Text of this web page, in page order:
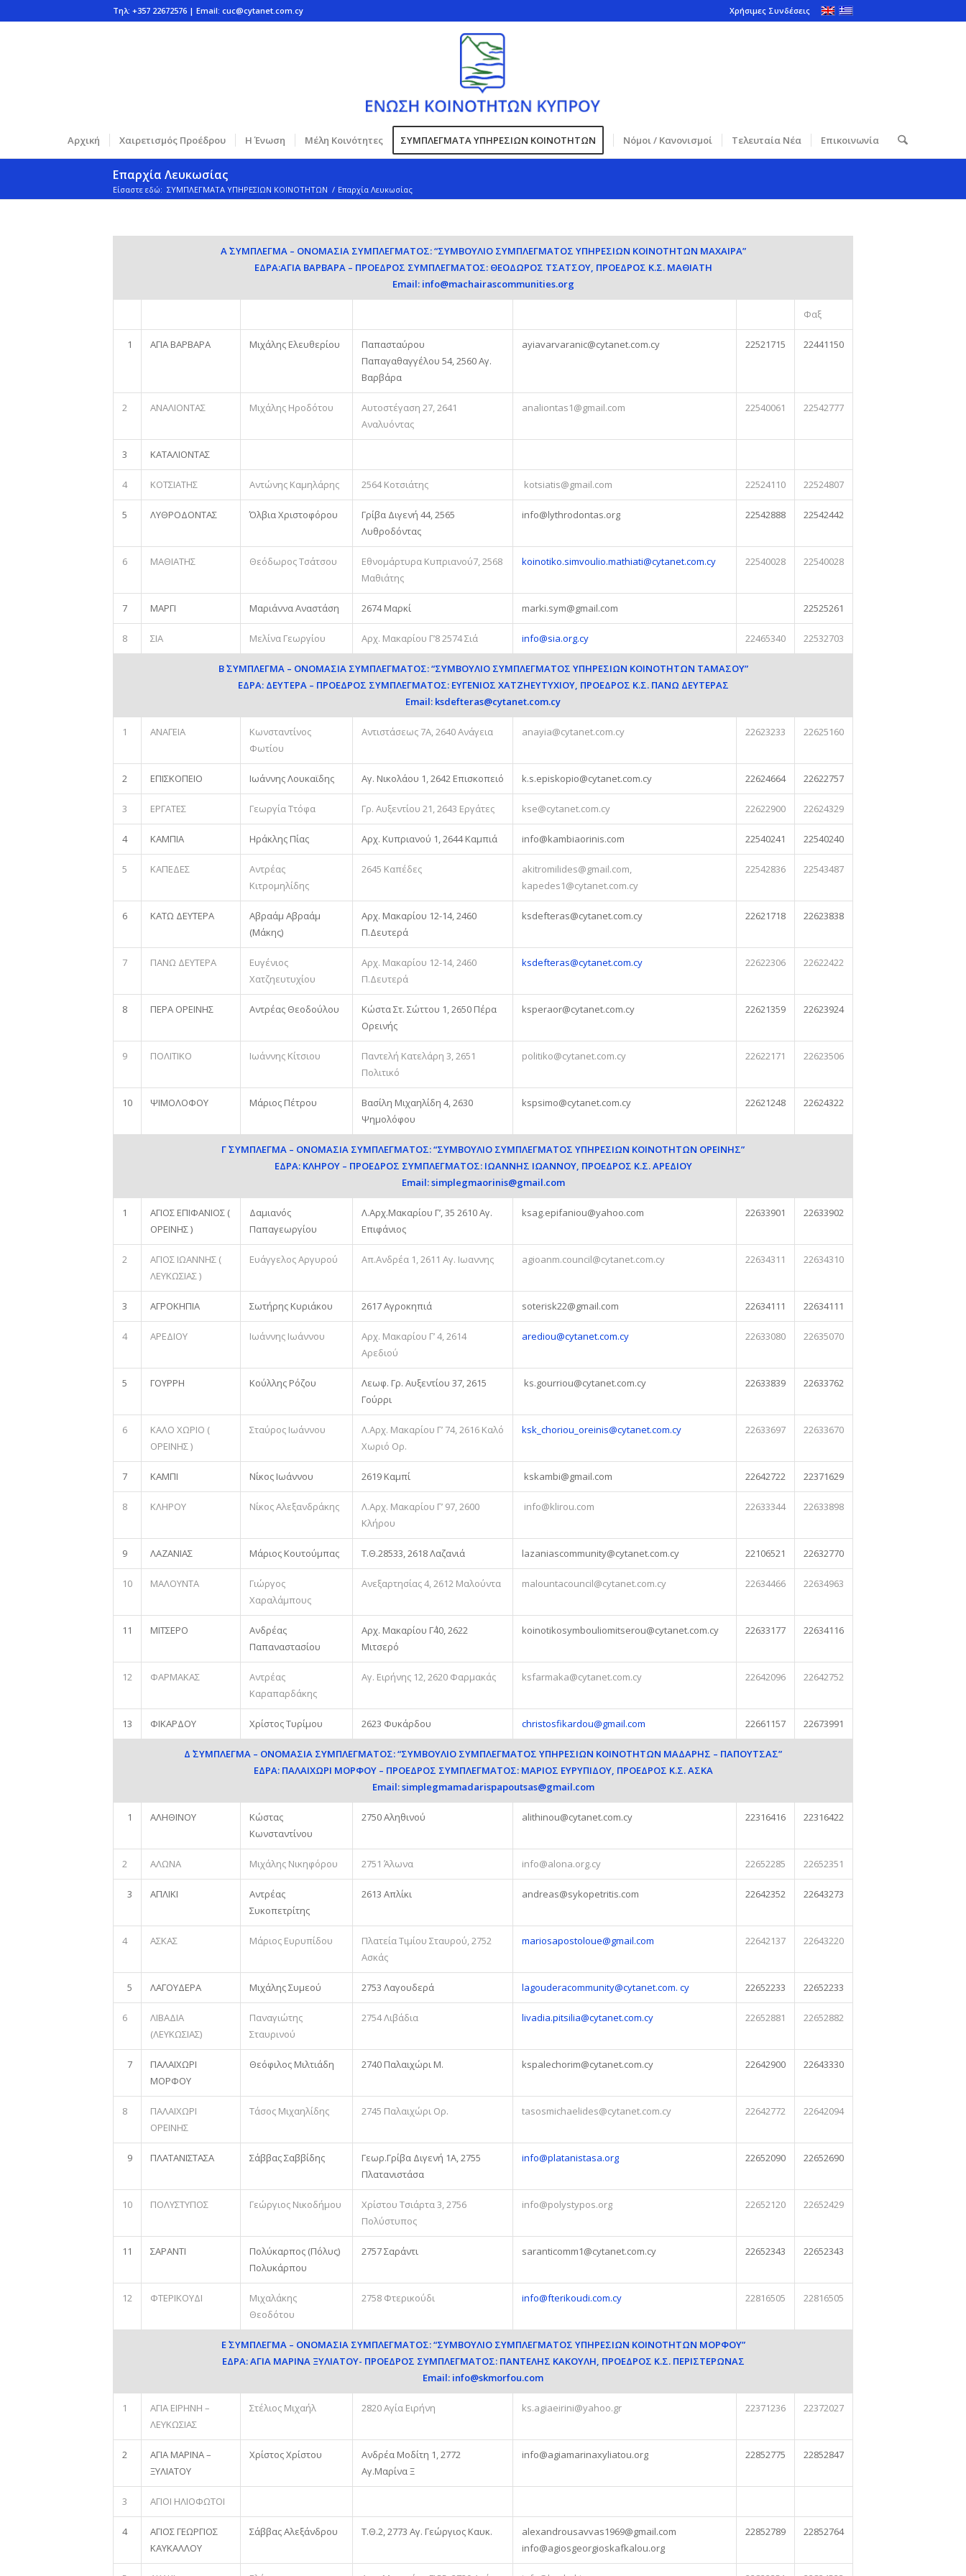
Χρήσιμες Συνδέσεις
Τηλ: +357 22672576 | Email: cuc@cytanet.com.cy
Αρχική Χαιρετισμός Προέδρου Η Ένωση Μέλη Κοινότητες ΣΥΜΠΛΕΓΜΑΤΑ ΥΠΗΡΕΣΙΩΝ ΚΟΙΝΟΤΗΤΩΝ Νόμοι / Κανονισμοί Τελευταία Νέα Επικοινωνία
Επαρχία Λευκωσίας
Είσαστε εδώ: ΣΥΜΠΛΕΓΜΑΤΑ ΥΠΗΡΕΣΙΩΝ ΚΟΙΝΟΤΗΤΩΝ / Επαρχία Λευκωσίας
Α΄ ΣΥΜΠΛΕΓΜΑ – ΟΝΟΜΑΣΙΑ ΣΥΜΠΛΕΓΜΑΤΟΣ: “ΣΥΜΒΟΥΛΙΟ ΣΥΜΠΛΕΓΜΑΤΟΣ ΥΠΗΡΕΣΙΩΝ ΚΟΙΝΟΤΗΤΩΝ ΜΑΧΑΙΡΑ”
ΕΔΡΑ:ΑΓΙΑ ΒΑΡΒΑΡΑ – ΠΡΟΕΔΡΟΣ ΣΥΜΠΛΕΓΜΑΤΟΣ: ΘΕΟΔΩΡΟΣ ΤΣΑΤΣΟΥ, ΠΡΟΕΔΡΟΣ Κ.Σ. ΜΑΘΙΑΤΗ
Email: info@machairascommunities.org
Φαξ
1 ΑΓΙΑ ΒΑΡΒΑΡΑ Μιχάλης Ελευθερίου
Παπασταύρου
Παπαγαθαγγέλου 54, 2560 Αγ.
Βαρβάρα
ayiavarvaranic@cytanet.com.cy 22521715 22441150
2 ΑΝΑΛΙΟΝΤΑΣ Μιχάλης Ηροδότου
Αυτοστέγαση 27, 2641
Αναλυόντας
analiontas1@gmail.com 22540061 22542777
3 ΚΑΤΑΛΙΟΝΤΑΣ
4 ΚΟΤΣΙΑΤΗΣ Αντώνης Καμηλάρης 2564 Κοτσιάτης kotsiatis@gmail.com 22524110 22524807
5 ΛΥΘΡΟΔΟΝΤΑΣ Όλβια Χριστοφόρου
Γρίβα Διγενή 44, 2565
Λυθροδόντας
info@lythrodontas.org 22542888 22542442
6 ΜΑΘΙΑΤΗΣ Θεόδωρος Τσάτσου
Εθνομάρτυρα Κυπριανού7, 2568
Μαθιάτης
koinotiko.simvoulio.mathiati@cytanet.com.cy 22540028 22540028
7 ΜΑΡΓΙ Μαριάννα Αναστάση 2674 Μαρκί marki.sym@gmail.com 22525261
8 ΣΙΑ Μελίνα Γεωργίου Αρχ. Μακαρίου Γ’8 2574 Σιά info@sia.org.cy 22465340 22532703
Β΄ ΣΥΜΠΛΕΓΜΑ – ΟΝΟΜΑΣΙΑ ΣΥΜΠΛΕΓΜΑΤΟΣ: “ΣΥΜΒΟΥΛΙΟ ΣΥΜΠΛΕΓΜΑΤΟΣ ΥΠΗΡΕΣΙΩΝ ΚΟΙΝΟΤΗΤΩΝ ΤΑΜΑΣΟΥ”
ΕΔΡΑ: ΔΕΥΤΕΡΑ – ΠΡΟΕΔΡΟΣ ΣΥΜΠΛΕΓΜΑΤΟΣ: ΕΥΓΕΝΙΟΣ ΧΑΤΖΗΕΥΤΥΧΙΟΥ, ΠΡΟΕΔΡΟΣ Κ.Σ. ΠΑΝΩ ΔΕΥΤΕΡΑΣ
Email: ksdefteras@cytanet.com.cy
1 ΑΝΑΓΕΙΑ
Κωνσταντίνος
Φωτίου
Αντιστάσεως 7Α, 2640 Ανάγεια anayia@cytanet.com.cy 22623233 22625160
2 ΕΠΙΣΚΟΠΕΙΟ Ιωάννης Λουκαϊδης Αγ. Νικολάου 1, 2642 Επισκοπειό k.s.episkopio@cytanet.com.cy 22624664 22622757
3 ΕΡΓΑΤΕΣ Γεωργία Ττόφα Γρ. Αυξεντίου 21, 2643 Εργάτες kse@cytanet.com.cy 22622900 22624329
4 ΚΑΜΠΙΑ Ηράκλης Πίας Αρχ. Κυπριανού 1, 2644 Καμπιά info@kambiaorinis.com 22540241 22540240
5 ΚΑΠΕΔΕΣ
Αντρέας
Κιτρομηλίδης
2645 Καπέδες akitromilides@gmail.com,
kapedes1@cytanet.com.cy
22542836 22543487
6 ΚΑΤΩ ΔΕΥΤΕΡΑ
Αβραάμ Αβραάμ
(Μάκης)
Αρχ. Μακαρίου 12-14, 2460
Π.Δευτερά
ksdefteras@cytanet.com.cy 22621718 22623838
7 ΠΑΝΩ ΔΕΥΤΕΡΑ
Ευγένιος
Χατζηευτυχίου
Αρχ. Μακαρίου 12-14, 2460
Π.Δευτερά
ksdefteras@cytanet.com.cy 22622306 22622422
8 ΠΕΡΑ ΟΡΕΙΝΗΣ Αντρέας Θεοδούλου
Κώστα Στ. Σώττου 1, 2650 Πέρα
Ορεινής
ksperaor@cytanet.com.cy 22621359 22623924
9 ΠΟΛΙΤΙΚΟ Ιωάννης Κίτσιου
Παντελή Κατελάρη 3, 2651
Πολιτικό
politiko@cytanet.com.cy 22622171 22623506
10 ΨΙΜΟΛΟΦΟΥ Μάριος Πέτρου
Βασίλη Μιχαηλίδη 4, 2630
Ψημολόφου
kspsimo@cytanet.com.cy 22621248 22624322
Γ΄ ΣΥΜΠΛΕΓΜΑ – ΟΝΟΜΑΣΙΑ ΣΥΜΠΛΕΓΜΑΤΟΣ: “ΣΥΜΒΟΥΛΙΟ ΣΥΜΠΛΕΓΜΑΤΟΣ ΥΠΗΡΕΣΙΩΝ ΚΟΙΝΟΤΗΤΩΝ ΟΡΕΙΝΗΣ”
ΕΔΡΑ: ΚΛΗΡΟΥ – ΠΡΟΕΔΡΟΣ ΣΥΜΠΛΕΓΜΑΤΟΣ: ΙΩΑΝΝΗΣ ΙΩΑΝΝΟΥ, ΠΡΟΕΔΡΟΣ Κ.Σ. ΑΡΕΔΙΟΥ
Email:simplegmaorinis@gmail.com
1
ΑΓΙΟΣ ΕΠΙΦΑΝΙΟΣ (
ΟΡΕΙΝΗΣ )
Δαμιανός
Παπαγεωργίου
Λ.Αρχ.Μακαρίου Γ’, 35 2610 Αγ.
Επιφάνιος
ksag.epifaniou@yahoo.com 22633901 22633902
2
ΑΓΙΟΣ ΙΩΑΝΝΗΣ (
ΛΕΥΚΩΣΙΑΣ )
Ευάγγελος Αργυρού Απ.Ανδρέα 1, 2611 Αγ. Ιωαννης agioanm.council@cytanet.com.cy 22634311 22634310
3 ΑΓΡΟΚΗΠΙΑ Σωτήρης Κυριάκου 2617 Αγροκηπιά soterisk22@gmail.com 22634111 22634111
4 ΑΡΕΔΙΟΥ Ιωάννης Ιωάννου
Αρχ. Μακαρίου Γ’ 4, 2614
Αρεδιού
arediou@cytanet.com.cy 22633080 22635070
5 ΓΟΥΡΡΗ Κούλλης Ρόζου
Λεωφ. Γρ. Αυξεντίου 37, 2615
Γούρρι
ks.gourriou@cytanet.com.cy 22633839 22633762
6
ΚΑΛΟ ΧΩΡΙΟ (
ΟΡΕΙΝΗΣ )
Σταύρος Ιωάννου
Λ.Αρχ. Μακαρίου Γ’ 74, 2616 Καλό
Χωριό Ορ.
ksk_choriou_oreinis@cytanet.com.cy 22633697 22633670
7 ΚΑΜΠΙ Νίκος Ιωάννου 2619 Καμπί kskambi@gmail.com 22642722 22371629
8 ΚΛΗΡΟΥ Νίκος Αλεξανδράκης
Λ.Αρχ. Μακαρίου Γ’ 97, 2600
Κλήρου
info@klirou.com 22633344 22633898
9 ΛΑΖΑΝΙΑΣ Μάριος Κουτούμπας Τ.Θ.28533, 2618 Λαζανιά lazaniascommunity@cytanet.com.cy 22106521 22632770
10 ΜΑΛΟΥΝΤΑ
Γιώργος
Χαραλάμπους
Ανεξαρτησίας 4, 2612 Μαλούντα malountacouncil@cytanet.com.cy 22634466 22634963
11 ΜΙΤΣΕΡΟ
Ανδρέας
Παπαναστασίου
Αρχ. Μακαρίου Γ΄40, 2622
Μιτσερό
koinotikosymbouliomitserou@cytanet.com.cy 22633177 22634116
12 ΦΑΡΜΑΚΑΣ
Αντρέας
Καραπαρδάκης
Αγ. Ειρήνης 12, 2620 Φαρμακάς ksfarmaka@cytanet.com.cy 22642096 22642752
13 ΦΙΚΑΡΔΟΥ Χρίστος Τυρίμου 2623 Φυκάρδου christosfikardou@gmail.com 22661157 22673991
Δ΄ ΣΥΜΠΛΕΓΜΑ – ΟΝΟΜΑΣΙΑ ΣΥΜΠΛΕΓΜΑΤΟΣ: “ΣΥΜΒΟΥΛΙΟ ΣΥΜΠΛΕΓΜΑΤΟΣ ΥΠΗΡΕΣΙΩΝ ΚΟΙΝΟΤΗΤΩΝ ΜΑΔΑΡΗΣ – ΠΑΠΟΥΤΣΑΣ”
ΕΔΡΑ: ΠΑΛΑΙΧΩΡΙ ΜΟΡΦΟΥ – ΠΡΟΕΔΡΟΣ ΣΥΜΠΛΕΓΜΑΤΟΣ: ΜΑΡΙΟΣ ΕΥΡΥΠΙΔΟΥ, ΠΡΟΕΔΡΟΣ Κ.Σ. ΑΣΚΑ
Email:simplegmamadarispapoutsas@gmail.com
1 ΑΛΗΘΙΝΟΥ
Κώστας
Κωνσταντίνου
2750 Αληθινού alithinou@cytanet.com.cy 22316416 22316422
2 ΑΛΩΝΑ Μιχάλης Νικηφόρου 2751 Άλωνα info@alona.org.cy 22652285 22652351
3 ΑΠΛΙΚΙ
Αντρέας
Συκοπετρίτης
2613 Απλίκι andreas@sykopetritis.com 22642352 22643273
4 ΑΣΚΑΣ Μάριος Ευρυπίδου
Πλατεία Τιμίου Σταυρού, 2752
Ασκάς
mariosapostoloue@gmail.com 22642137 22643220
5 ΛΑΓΟΥΔΕΡΑ Μιχάλης Συμεού 2753 Λαγουδερά lagouderacommunity@cytanet.com. cy 22652233 22652233
6
ΛΙΒΑΔΙΑ
(ΛΕΥΚΩΣΙΑΣ)
Παναγιώτης
Σταυρινού
2754 Λιβάδια livadia.pitsilia@cytanet.com.cy 22652881 22652882
7
ΠΑΛΑΙΧΩΡΙ
ΜΟΡΦΟΥ
Θεόφιλος Μιλτιάδη 2740 Παλαιχώρι Μ. kspalechorim@cytanet.com.cy 22642900 22643330
8
ΠΑΛΑΙΧΩΡΙ
ΟΡΕΙΝΗΣ
Τάσος Μιχαηλίδης 2745 Παλαιχώρι Ορ. tasosmichaelides@cytanet.com.cy 22642772 22642094
9 ΠΛΑΤΑΝΙΣΤΑΣΑ Σάββας Σαββίδης
Γεωρ.Γρίβα Διγενή 1Α, 2755
Πλατανιστάσα
info@platanistasa.org 22652090 22652690
10 ΠΟΛΥΣΤΥΠΟΣ Γεώργιος Νικοδήμου
Χρίστου Τσιάρτα 3, 2756
Πολύστυπος
info@polystypos.org 22652120 22652429
11 ΣΑΡΑΝΤΙ
Πολύκαρπος (Πόλυς)
Πολυκάρπου
2757 Σαράντι saranticomm1@cytanet.com.cy 22652343 22652343
12 ΦΤΕΡΙΚΟΥΔΙ
Μιχαλάκης
Θεοδότου
2758 Φτερικούδι info@fterikoudi.com.cy 22816505 22816505
Ε΄ ΣΥΜΠΛΕΓΜΑ – ΟΝΟΜΑΣΙΑ ΣΥΜΠΛΕΓΜΑΤΟΣ: “ΣΥΜΒΟΥΛΙΟ ΣΥΜΠΛΕΓΜΑΤΟΣ ΥΠΗΡΕΣΙΩΝ ΚΟΙΝΟΤΗΤΩΝ ΜΟΡΦΟΥ”
ΕΔΡΑ: ΑΓΙΑ ΜΑΡΙΝΑ ΞΥΛΙΑΤΟΥ- ΠΡΟΕΔΡΟΣ ΣΥΜΠΛΕΓΜΑΤΟΣ: ΠΑΝΤΕΛΗΣ ΚΑΚΟΥΛΗ, ΠΡΟΕΔΡΟΣ Κ.Σ. ΠΕΡΙΣΤΕΡΩΝΑΣ
Email: info@skmorfou.com
1
ΑΓΙΑ ΕΙΡΗΝΗ –
ΛΕΥΚΩΣΙΑΣ
Στέλιος Μιχαήλ 2820 Αγία Ειρήνη ks.agiaeirini@yahoo.gr 22371236 22372027
2
ΑΓΙΑ ΜΑΡΙΝΑ –
ΞΥΛΙΑΤΟΥ
Χρίστος Χρίστου
Ανδρέα Μοδίτη 1, 2772
Αγ.Μαρίνα Ξ
info@agiamarinaxyliatou.org 22852775 22852847
3 ΑΓΙΟΙ ΗΛΙΟΦΩΤΟΙ
4
ΑΓΙΟΣ ΓΕΩΡΓΙΟΣ
ΚΑΥΚΑΛΛΟΥ
Σάββας Αλεξάνδρου Τ.Θ.2, 2773 Αγ. Γεώργιος Καυκ.
alexandrousavvas1969@gmail.com
info@agiosgeorgioskafkalou.org
22852789 22852764